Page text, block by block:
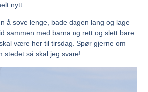
nytt.
å sove lenge, bade dagen lang og lage
sammen med barna og rett og slett bare
være her til tirsdag. Spør gjerne om
stedet så skal jeg svare!